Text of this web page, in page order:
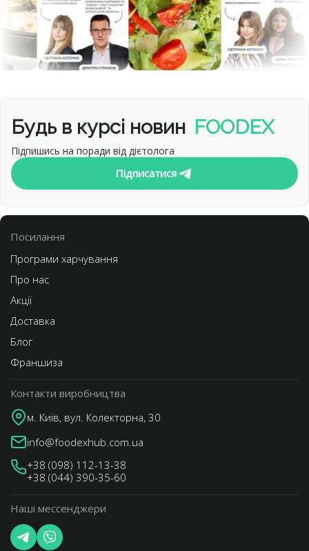
Будь в курсі новин FOODEX
Підпишись на поради від дієтолога
Підписатися
Посилання
Програми харчування
Про нас
Акції
Доставка
Блог
Франшиза
Контакти виробництва
м. Київ, вул. Колекторна, 30
info@foodexhub.com.ua
+38 (098) 112-13-38
+38 (044) 390-35-60
Наші мессенджери